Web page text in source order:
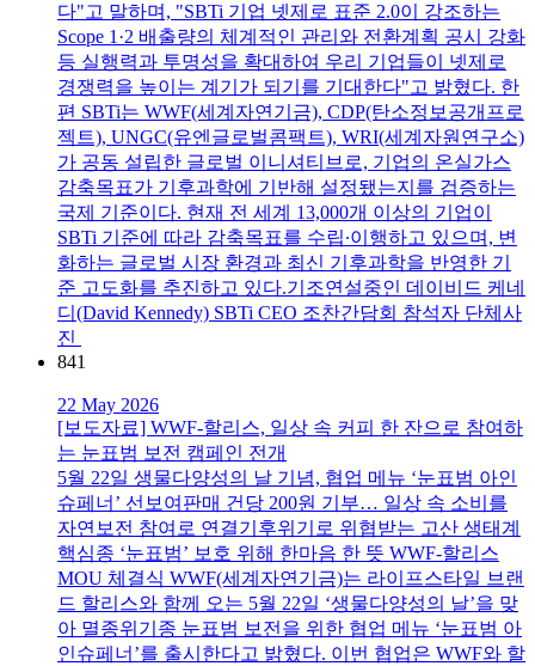
다"고 말하며, "SBTi 기업 넷제로 표준 2.0이 강조하는
Scope 1·2 배출량의 체계적인 관리와 전환계획 공시 강화
등 실행력과 투명성을 확대하여 우리 기업들이 넷제로
경쟁력을 높이는 계기가 되기를 기대한다"고 밝혔다. 한
편 SBTi는 WWF(세계자연기금), CDP(탄소정보공개프로
젝트), UNGC(유엔글로벌콤팩트), WRI(세계자원연구소)
가 공동 설립한 글로벌 이니셔티브로, 기업의 온실가스
감축목표가 기후과학에 기반해 설정됐는지를 검증하는
국제 기준이다. 현재 전 세계 13,000개 이상의 기업이
SBTi 기준에 따라 감축목표를 수립∙이행하고 있으며, 변
화하는 글로벌 시장 환경과 최신 기후과학을 반영한 기
준 고도화를 추진하고 있다.기조연설중인 데이비드 케네
디(David Kennedy) SBTi CEO 조찬간담회 참석자 단체사
진
841
22 May 2026
[보도자료] WWF-할리스, 일상 속 커피 한 잔으로 참여하
는 눈표범 보전 캠페인 전개
5월 22일 생물다양성의 날 기념, 협업 메뉴 ‘눈표범 아인
슈페너’ 선보여판매 건당 200원 기부… 일상 속 소비를
자연보전 참여로 연결기후위기로 위협받는 고산 생태계
핵심종 ‘눈표범’ 보호 위해 한마음 한 뜻 WWF-할리스
MOU 체결식 WWF(세계자연기금)는 라이프스타일 브랜
드 할리스와 함께 오는 5월 22일 ‘생물다양성의 날’을 맞
아 멸종위기종 눈표범 보전을 위한 협업 메뉴 ‘눈표범 아
인슈페너’를 출시한다고 밝혔다. 이번 협업은 WWF와 할